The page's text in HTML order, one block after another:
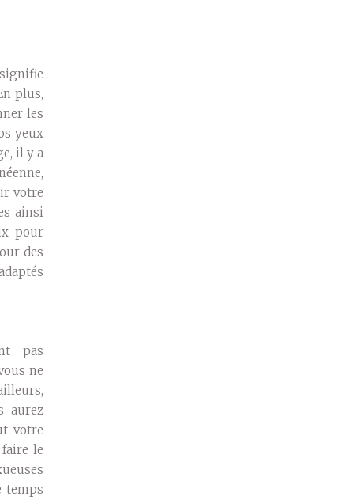
plus,
les
yeux
il y a
votre
ainsi
pour
des
pas
ne
aurez
votre
le
temps